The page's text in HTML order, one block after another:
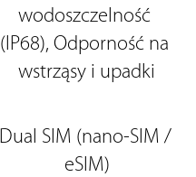
wodoszczelność
(IP68), Odporność na
wstrząsy i upadki
Dual SIM (nano-SIM /
eSIM)